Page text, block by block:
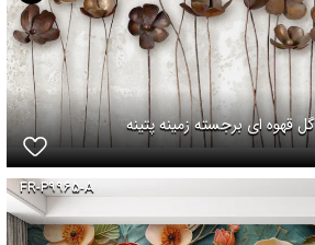
قهوه ای برجسته زمینه پتینه
FR-P۹۹۶۵-A